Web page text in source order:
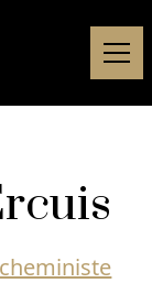
cheministe